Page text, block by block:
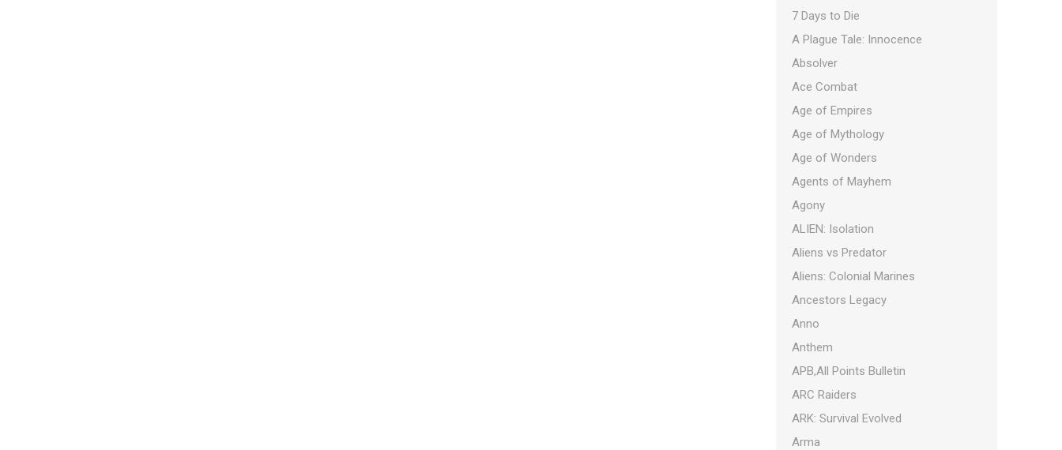
7 Days to Die
A Plague Tale: Innocence
Absolver
Ace Combat
Age of Empires
Age of Mythology
Age of Wonders
Agents of Mayhem
Agony
ALIEN: Isolation
Aliens vs Predator
Aliens: Colonial Marines
Ancestors Legacy
Anno
Anthem
APB,All Points Bulletin
ARC Raiders
ARK: Survival Evolved
Arma